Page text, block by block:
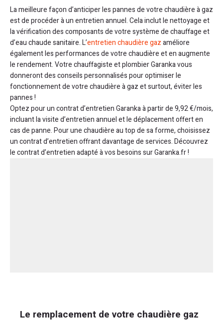
La meilleure façon d’anticiper les pannes de votre chaudière à gaz
est de procéder à un entretien annuel. Cela inclut le nettoyage et
la vérification des composants de votre système de chauffage et
d’eau chaude sanitaire. L’entretien chaudière gazaméliore
également les performances de votre chaudière et en augmente
le rendement. Votre chauffagiste et plombier Garanka vous
donneront des conseils personnalisés pour optimiser le
fonctionnement de votre chaudière à gaz et surtout, éviter les
pannes !
Optez pour un contrat d’entretien Garanka à partir de 9,92 €/mois,
incluant la visite d’entretien annuel et le déplacement offert en
cas de panne. Pour une chaudière au top de sa forme, choisissez
un contrat d’entretien offrant davantage de services. Découvrez
le contrat d’entretien adapté à vos besoins sur Garanka.fr !
Le remplacement de votre chaudière gaz